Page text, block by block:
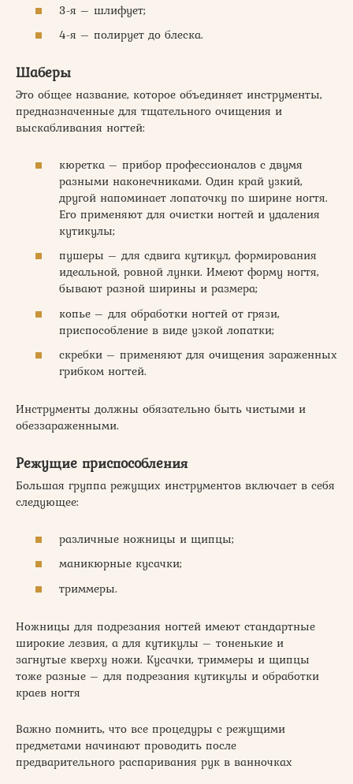
3-я – шлифует;
4-я – полирует до блеска.
Шаберы
Это общее название, которое объединяет инструменты,
предназначенные для тщательного очищения и
выскабливания ногтей:
кюретка – прибор профессионалов с двумя
разными наконечниками. Один край узкий,
другой напоминает лопаточку по ширине ногтя.
Его применяют для очистки ногтей и удаления
кутикулы;
пушеры – для сдвига кутикул, формирования
идеальной, ровной лунки. Имеют форму ногтя,
бывают разной ширины и размера;
копье – для обработки ногтей от грязи,
приспособление в виде узкой лопатки;
скребки – применяют для очищения зараженных
грибком ногтей.
Инструменты должны обязательно быть чистыми и
обеззараженными.
Режущие приспособления
Большая группа режущих инструментов включает в себя
следующее:
различные ножницы и щипцы;
маникюрные кусачки;
триммеры.
Ножницы для подрезания ногтей имеют стандартные
широкие лезвия, а для кутикулы – тоненькие и
загнутые кверху ножи. Кусачки, триммеры и щипцы
тоже разные – для подрезания кутикулы и обработки
краев ногтя
Важно помнить, что все процедуры с режущими
предметами начинают проводить после
предварительного распаривания рук в ванночках